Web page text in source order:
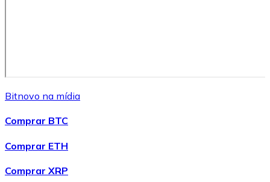
Adicionar um Token
Adicione o token do seu projeto ao nosso serviço de
Bitnovo na mídia
Comprar BTC
Comprar ETH
Comprar XRP